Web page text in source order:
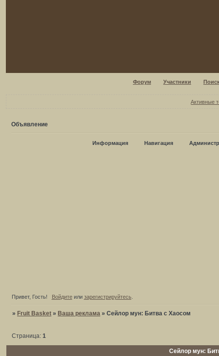
Форум Участники
Активные
Объявление
Информация Навигация
Привет, Гость! Войдитеили зарегистрируйтесь.
»Fruit Basket »Ваша реклама »Сейлор мун: Битва с Хаосом
Сейлор мун:
Страница: 1